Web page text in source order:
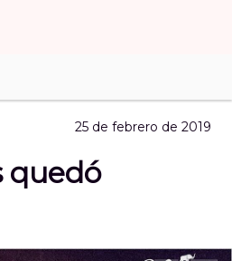
25 de febrero de 2019
quedó